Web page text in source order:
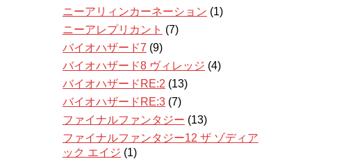
ニーアリィンカーネーション (1)
ニーアレプリカント (7)
バイオハザード7 (9)
バイオハザード8 ヴィレッジ (4)
バイオハザードRE:2 (13)
バイオハザードRE:3 (7)
ファイナルファンタジー (13)
ファイナルファンタジー12 ザ ゾディア
ック エイジ (1)